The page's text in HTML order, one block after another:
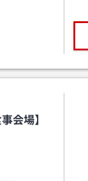
会場】